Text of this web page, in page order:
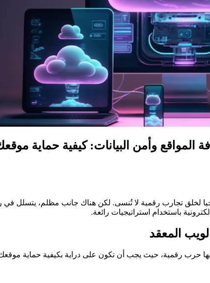
المواقع وأمن البيانات: كيفية حماية
لخلق تجارب رقمية لا تُنسى. لكن هناك جانب مظلم، يتسلل
باستخدام استراتيجيات رائعة.
المعقد
حرب رقمية، حيث يجب أن تكون على دراية بكيفية حماية موقعك